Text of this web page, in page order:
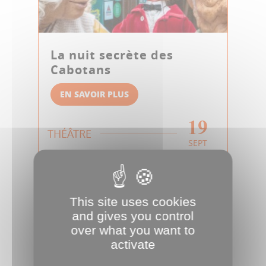
La nuit secrète des
Cabotans
EN SAVOIR PLUS
THÉÂTRE 19
SEPT
This site uses cookies
and gives you control
over what you want to
activate